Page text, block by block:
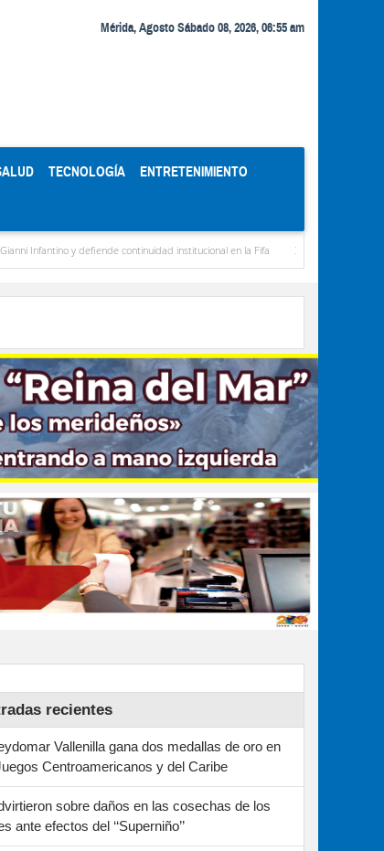
Mérida, Agosto Sábado 08, 2026, 06:55 am
TECNOLOGÍA ENTRETENIMIENTO
y defiende continuidad institucional en la Fifa Organismos públicos
recientes
Vallenilla gana dos medallas de oro en
Centroamericanos y del Caribe
sobre daños en las cosechas de los
ante efectos del ‘‘Superniño’’